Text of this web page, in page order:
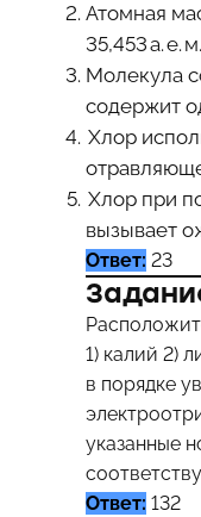
Атомная
35,453 а. е. м.
Молекула
содержит
Хлор
Хлор при
вызывает
Ответ: 23
1) калий 2)
в порядке
указанные
Ответ: 132